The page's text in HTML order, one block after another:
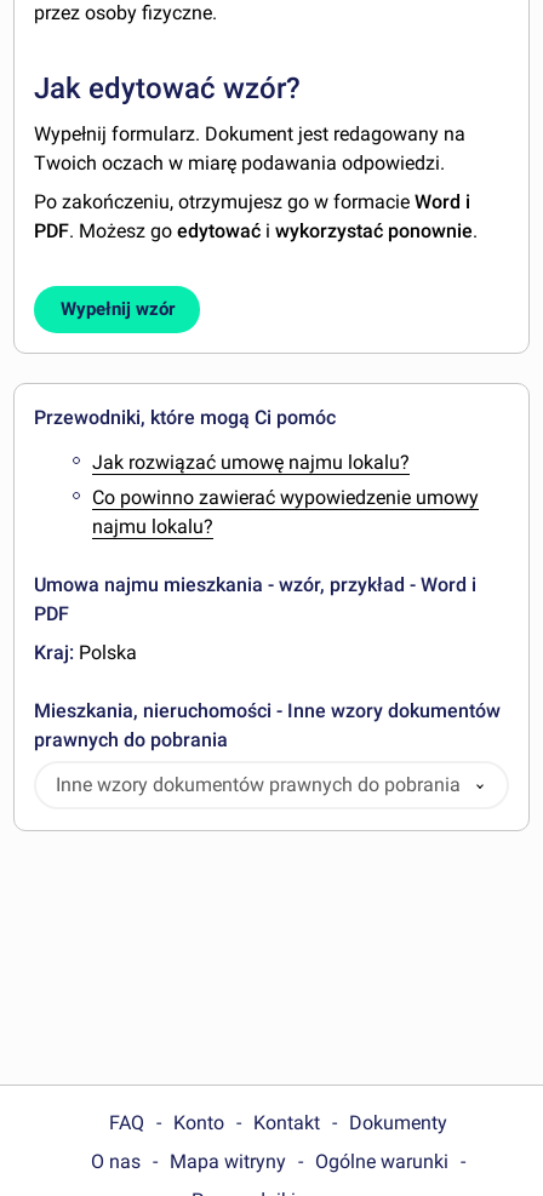
przez osoby fizyczne.
Jak edytować wzór?
Wypełnij formularz. Dokument jest redagowany na
Twoich oczach w miarę podawania odpowiedzi.
Po zakończeniu, otrzymujesz go w formacieWord i
PDF. Możesz goedytować iwykorzystać ponownie.
Wypełnij wzór
Przewodniki, które mogą Ci pomóc
Jak rozwiązać umowę najmu lokalu?
Co powinno zawierać wypowiedzenie umowy
najmu lokalu?
Umowa najmu mieszkania - wzór, przykład - Word i
PDF
Kraj: Polska
Mieszkania, nieruchomości - Inne wzory dokumentów
prawnych do pobrania
Inne wzory dokumentów prawnych do pobrania
FAQ Konto Kontakt
Dokumenty
O nas
Mapa witryny
Ogólne warunki